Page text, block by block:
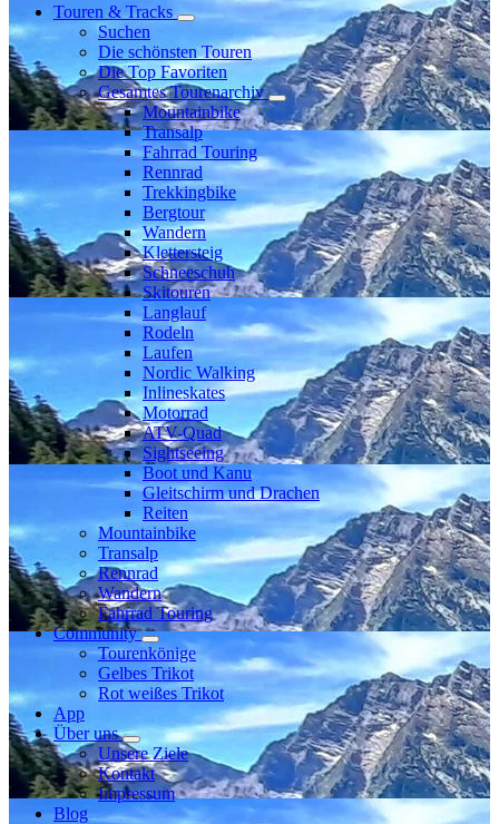
Touren & Tracks
Suchen
Die schönsten Touren
Die Top Favoriten
Gesamtes Tourenarchiv
Mountainbike
Transalp
Fahrrad Touring
Rennrad
Trekkingbike
Bergtour
Wandern
Klettersteig
Schneeschuh
Skitouren
Langlauf
Rodeln
Laufen
Nordic Walking
Inlineskates
Motorrad
ATV-Quad
Sightseeing
Boot und Kanu
Gleitschirm und Drachen
Reiten
Mountainbike
Transalp
Rennrad
Wandern
Fahrrad Touring
Community
Tourenkönige
Gelbes Trikot
Rot weißes Trikot
App
Über uns
Unsere Ziele
Kontakt
Impressum
Blog